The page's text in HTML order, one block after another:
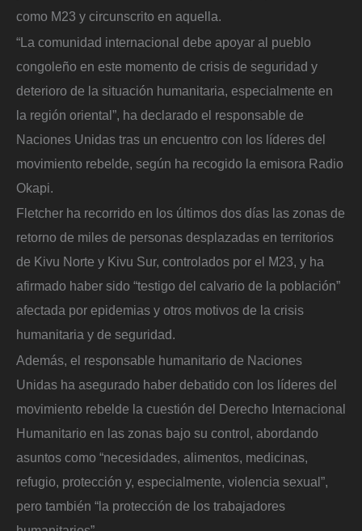
como M23 y circunscrito en aquella.
“La comunidad internacional debe apoyar al pueblo
congoleño en este momento de crisis de seguridad y
deterioro de la situación humanitaria, especialmente en
la región oriental”, ha declarado el responsable de
Naciones Unidas tras un encuentro con los líderes del
movimiento rebelde, según ha recogido la emisora Radio
Okapi.
Fletcher ha recorrido en los últimos dos días las zonas de
retorno de miles de personas desplazadas en territorios
de Kivu Norte y Kivu Sur, controlados por el M23, y ha
afirmado haber sido “testigo del calvario de la población”
afectada por epidemias y otros motivos de la crisis
humanitaria y de seguridad.
Además, el responsable humanitario de Naciones
Unidas ha asegurado haber debatido con los líderes del
movimiento rebelde la cuestión del Derecho Internacional
Humanitario en las zonas bajo su control, abordando
asuntos como “necesidades, alimentos, medicinas,
refugio, protección y, especialmente, violencia sexual”,
pero también “la protección de los trabajadores